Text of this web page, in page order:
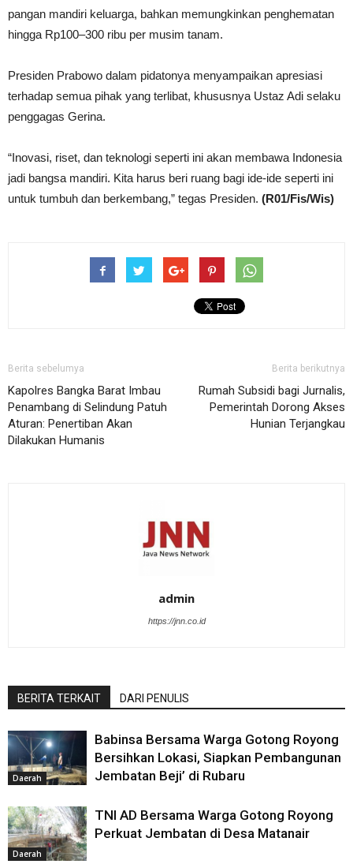
pangan mandiri keluarga, bahkan memungkinkan penghematan
hingga Rp100–300 ribu per musim tanam.
Presiden Prabowo dalam pidatonya menyampaikan apresiasi
terhadap semua pihak yang terlibat, khususnya Ustaz Adi selaku
penggagas Gerina.
“Inovasi, riset, dan teknologi seperti ini akan membawa Indonesia
jadi bangsa mandiri. Kita harus beri ruang bagi ide-ide seperti ini
untuk tumbuh dan berkembang,” tegas Presiden. (R01/Fis/Wis)
Berita sebelumya
Kapolres Bangka Barat Imbau
Penambang di Selindung Patuh
Aturan: Penertiban Akan
Dilakukan Humanis
Berita berikutnya
Rumah Subsidi bagi Jurnalis,
Pemerintah Dorong Akses
Hunian Terjangkau
admin
https://jnn.co.id
BERITA TERKAIT DARI PENULIS
Daerah
Babinsa Bersama Warga Gotong Royong
Bersihkan Lokasi, Siapkan Pembangunan
Jembatan Beji’ di Rubaru
Daerah
TNI AD Bersama Warga Gotong Royong
Perkuat Jembatan di Desa Matanair